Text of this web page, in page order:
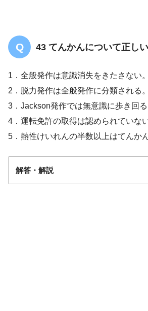
いての問題「まとめ・
43 てんかんについて正しい
1．全般発作は意識消失をきたさない。
2．脱力発作は全般発作に分類される。
3．Jackson発作では無意識に歩き回る
4．運転免許の取得は認められていない
5．熱性けいれんの半数以上はてんか
解答・解説